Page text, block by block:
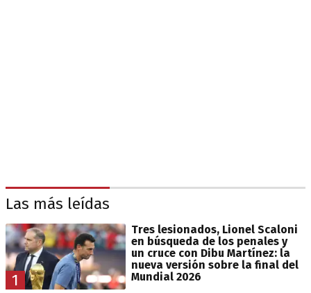
Las más leídas
1
Tres lesionados, Lionel Scaloni
en búsqueda de los penales y
un cruce con Dibu Martínez: la
nueva versión sobre la final del
Mundial 2026